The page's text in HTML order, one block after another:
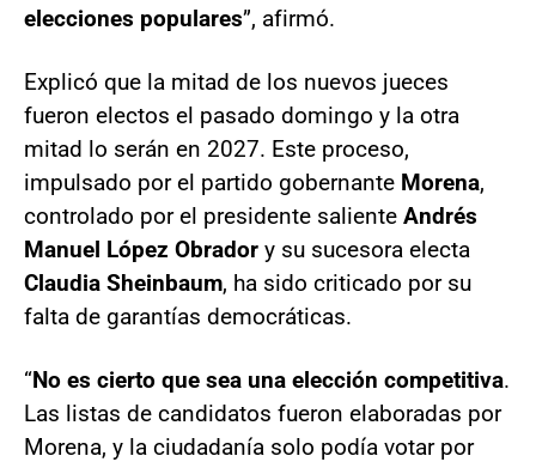
elecciones populares”, afirmó.
Explicó que la mitad de los nuevos jueces
fueron electos el pasado domingo y la otra
mitad lo serán en 2027. Este proceso,
impulsado por el partido gobernante Morena,
controlado por el presidente saliente Andrés
Manuel López Obrador y su sucesora electa
Claudia Sheinbaum, ha sido criticado por su
falta de garantías democráticas.
“No es cierto que sea una elección competitiva.
Las listas de candidatos fueron elaboradas por
Morena, y la ciudadanía solo podía votar por